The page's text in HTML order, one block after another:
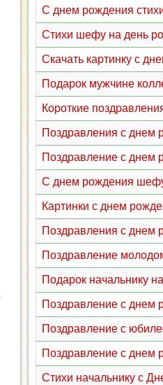
С днем рождения
Стихи шефу на день
Скачать картинку с
Подарок мужчине
Короткие
Поздравления с днем
Поздравление с днем
С днем рождения
Картинки с днем
Поздравления с днем
Поздравление
Подарок начальнику
Поздравление с днем
Поздравление с
Поздравление с днем
Стихи начальнику с